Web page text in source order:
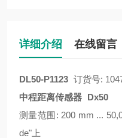
详细介绍 在线留言
DL50-P1123 订货号:
中程距离传感器 Dx50
测量范围: 200 mm ...
de"上